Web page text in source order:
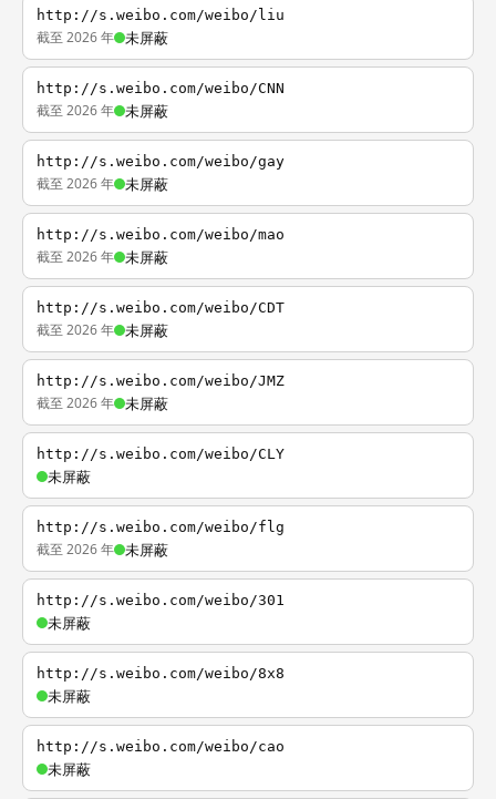
http://s.weibo.com/weibo/liu
截至 2026 年 未屏蔽
http://s.weibo.com/weibo/CNN
截至 2026 年 未屏蔽
http://s.weibo.com/weibo/gay
截至 2026 年 未屏蔽
http://s.weibo.com/weibo/mao
截至 2026 年 未屏蔽
http://s.weibo.com/weibo/CDT
截至 2026 年 未屏蔽
http://s.weibo.com/weibo/JMZ
截至 2026 年 未屏蔽
http://s.weibo.com/weibo/CLY
未屏蔽
http://s.weibo.com/weibo/flg
截至 2026 年 未屏蔽
http://s.weibo.com/weibo/301
未屏蔽
http://s.weibo.com/weibo/8x8
未屏蔽
http://s.weibo.com/weibo/cao
未屏蔽